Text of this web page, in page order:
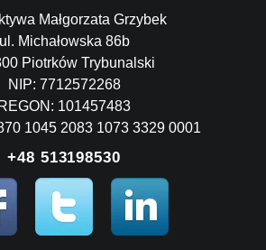
Małgorzata Grzybek
ul. Michałowska 86b
Piotrków Trybunalski
NIP: 7712572268
REGON: 101457483
1045 2083 1073 3329 0001
+48 513198530